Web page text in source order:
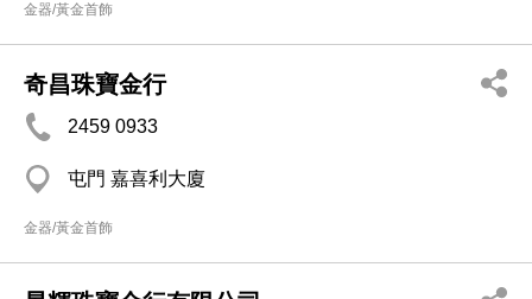
金器/黃金首飾
奇昌珠寶金行
2459 0933
屯門 嘉喜利大廈
金器/黃金首飾